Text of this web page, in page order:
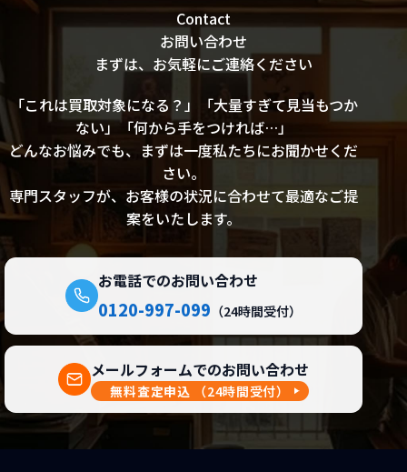
Contact
お問い合わせ
まずは、お気軽にご連絡ください
「これは買取対象になる？」「大量すぎて見当もつか
ない」「何から手をつければ…」
どんなお悩みでも、まずは一度私たちにお聞かせくだ
さい。
専門スタッフが、お客様の状況に合わせて最適なご提
案をいたします。
お電話でのお問い合わせ
0120-997-099 （24時間受付）
メールフォームでのお問い合わせ
無料査定申込 （24時間受付）